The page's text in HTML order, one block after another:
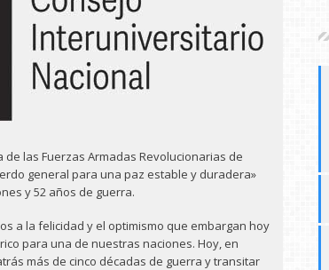
de las Fuerzas Armadas Revolucionarias de
general para una paz estable y duradera»
y 52 años de guerra.
a la felicidad y el optimismo que embargan hoy
para una de nuestras naciones. Hoy, en
más de cinco décadas de guerra y transitar